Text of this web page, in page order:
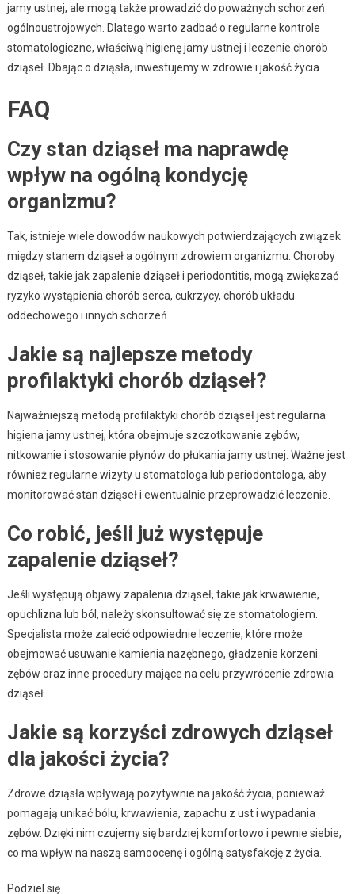
jamy ustnej, ale mogą także prowadzić do poważnych schorzeń
ogólnoustrojowych. Dlatego warto zadbać o regularne kontrole
stomatologiczne, właściwą higienę jamy ustnej i leczenie chorób
dziąseł. Dbając o dziąsła, inwestujemy w zdrowie i jakość życia.
FAQ
Czy stan dziąseł ma naprawdę
wpływ na ogólną kondycję
organizmu?
Tak, istnieje wiele dowodów naukowych potwierdzających związek
między stanem dziąseł a ogólnym zdrowiem organizmu. Choroby
dziąseł, takie jak zapalenie dziąseł i periodontitis, mogą zwiększać
ryzyko wystąpienia chorób serca, cukrzycy, chorób układu
oddechowego i innych schorzeń.
Jakie są najlepsze metody
profilaktyki chorób dziąseł?
Najważniejszą metodą profilaktyki chorób dziąseł jest regularna
higiena jamy ustnej, która obejmuje szczotkowanie zębów,
nitkowanie i stosowanie płynów do płukania jamy ustnej. Ważne jest
również regularne wizyty u stomatologa lub periodontologa, aby
monitorować stan dziąseł i ewentualnie przeprowadzić leczenie.
Co robić, jeśli już występuje
zapalenie dziąseł?
Jeśli występują objawy zapalenia dziąseł, takie jak krwawienie,
opuchlizna lub ból, należy skonsultować się ze stomatologiem.
Specjalista może zalecić odpowiednie leczenie, które może
obejmować usuwanie kamienia nazębnego, gładzenie korzeni
zębów oraz inne procedury mające na celu przywrócenie zdrowia
dziąseł.
Jakie są korzyści zdrowych dziąseł
dla jakości życia?
Zdrowe dziąsła wpływają pozytywnie na jakość życia, ponieważ
pomagają unikać bólu, krwawienia, zapachu z ust i wypadania
zębów. Dzięki nim czujemy się bardziej komfortowo i pewnie siebie,
co ma wpływ na naszą samoocenę i ogólną satysfakcję z życia.
Podziel się